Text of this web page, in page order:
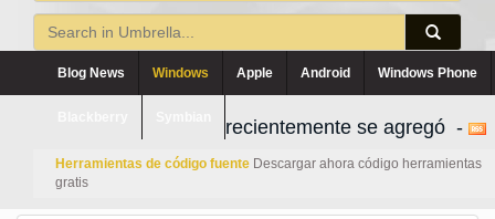
Blog News Windows Apple Android Windows Phone
recientemente se agregó -
Herramientas de código fuente Descargar ahora código herramientas
gratis